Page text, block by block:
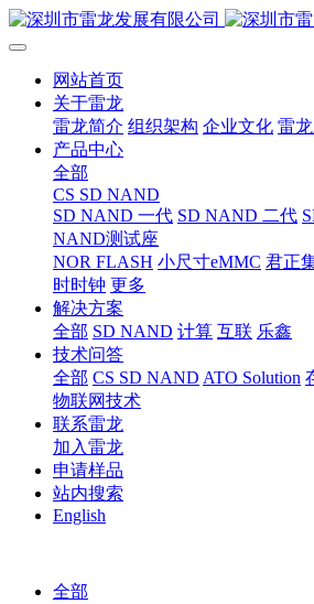
网站首页
关于雷龙
雷龙简介 组织架构 企业文化 雷
产品中心
全部
CS SD NAND
SD NAND 一代 SD NAND 二代
NAND测试座
NOR FLASH 小尺寸eMMC 君正
时时钟 更多
解决方案
全部 SD NAND 计算 互联 乐鑫
技术问答
全部 CS SD NAND ATO Solution
物联网技术
联系雷龙
加入雷龙
申请样品
站内搜索
English
全部